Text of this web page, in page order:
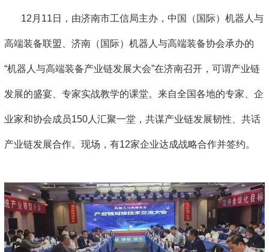
12月11日，由济南市工信局主办，中国（国际）机器人与
高端装备联盟、济南（国际）机器人与高端装备协会承办的
“机器人与高端装备产业链发展大会”在济南召开，可谓产业链
发展的盛宴、专家实战教学的课堂。来自全国各地的专家、企
业家和协会成员150人汇聚一堂，共谋产业链发展韧性、共话
产业链发展合作。现场，有12家企业达成战略合作并签约。